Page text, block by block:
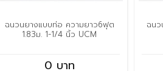
ฉนวนยางแบบท่อ ความยาว6ฟุต
1.83ม. 1-1/4 นิ้ว UCM
0 บาท
ฉน